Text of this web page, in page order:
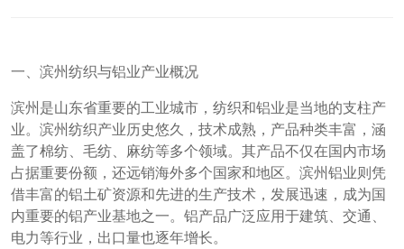
一、滨州纺织与铝业产业概况
滨州是山东省重要的工业城市，纺织和铝业是当地的支柱产
业。滨州纺织产业历史悠久，技术成熟，产品种类丰富，涵
盖了棉纺、毛纺、麻纺等多个领域。其产品不仅在国内市场
占据重要份额，还远销海外多个国家和地区。滨州铝业则凭
借丰富的铝土矿资源和先进的生产技术，发展迅速，成为国
内重要的铝产业基地之一。铝产品广泛应用于建筑、交通、
电力等行业，出口量也逐年增长。